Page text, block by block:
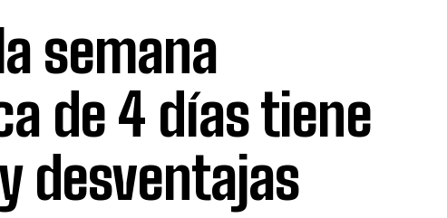
semana
de 4 días tiene
desventajas